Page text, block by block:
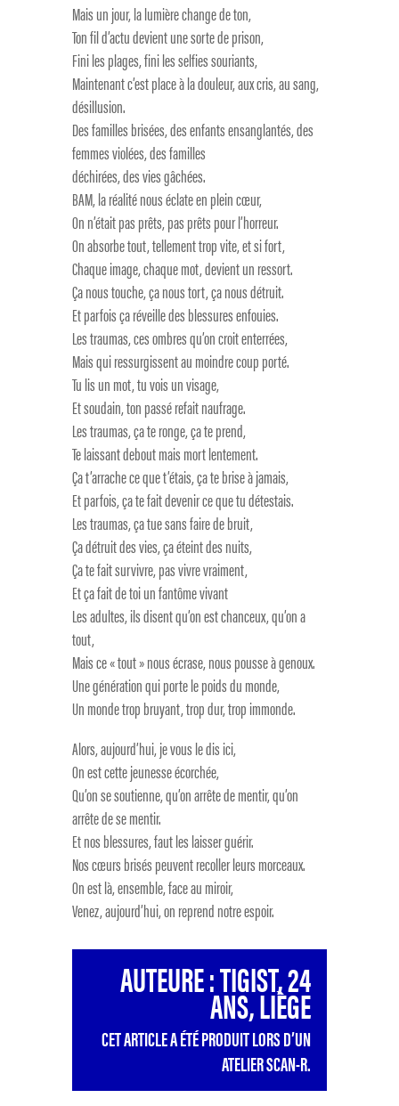
Mais un jour, la lumière change de ton,
Ton fil d’actu devient une sorte de prison,
Fini les plages, fini les selfies souriants,
Maintenant c’est place à la douleur, aux cris, au sang,
désillusion.
Des familles brisées, des enfants ensanglantés, des
femmes violées, des familles
déchirées, des vies gâchées.
BAM, la réalité nous éclate en plein cœur,
On n’était pas prêts, pas prêts pour l’horreur.
On absorbe tout, tellement trop vite, et si fort,
Chaque image, chaque mot, devient un ressort.
Ça nous touche, ça nous tort, ça nous détruit.
Et parfois ça réveille des blessures enfouies.
Les traumas, ces ombres qu’on croit enterrées,
Mais qui ressurgissent au moindre coup porté.
Tu lis un mot, tu vois un visage,
Et soudain, ton passé refait naufrage.
Les traumas, ça te ronge, ça te prend,
Te laissant debout mais mort lentement.
Ça t’arrache ce que t’étais, ça te brise à jamais,
Et parfois, ça te fait devenir ce que tu détestais.
Les traumas, ça tue sans faire de bruit,
Ça détruit des vies, ça éteint des nuits,
Ça te fait survivre, pas vivre vraiment,
Et ça fait de toi un fantôme vivant
Les adultes, ils disent qu’on est chanceux, qu’on a
tout,
Mais ce « tout » nous écrase, nous pousse à genoux.
Une génération qui porte le poids du monde,
Un monde trop bruyant, trop dur, trop immonde.
Alors, aujourd’hui, je vous le dis ici,
On est cette jeunesse écorchée,
Qu’on se soutienne, qu’on arrête de mentir, qu’on
arrête de se mentir.
Et nos blessures, faut les laisser guérir.
Nos cœurs brisés peuvent recoller leurs morceaux.
On est là, ensemble, face au miroir,
Venez, aujourd’hui, on reprend notre espoir.
AUTEURE : TIGIST, 24
ANS, LIÈGE
CET ARTICLE A ÉTÉ PRODUIT LORS D’UN
ATELIER SCAN-R.